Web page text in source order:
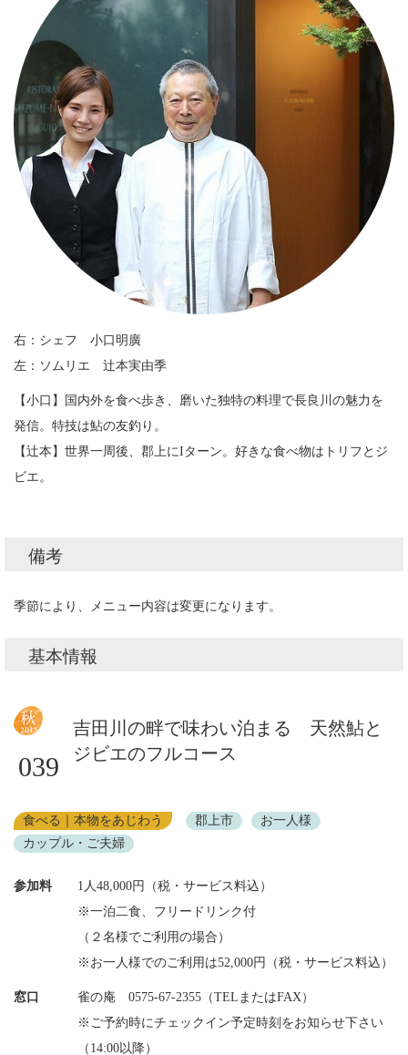
右：シェフ 小口明廣
左：ソムリエ 辻本実由季
【小口】国内外を食べ歩き、磨いた独特の料理で長良川の魅力を
発信。特技は鮎の友釣り。
【辻本】世界一周後、郡上にIターン。好きな食べ物はトリフとジ
ビエ。
備考
季節により、メニュー内容は変更になります。
基本情報
039
吉田川の畔で味わい泊まる 天然鮎と
ジビエのフルコース
食べる｜本物をあじわう 郡上市
お一人様
カップル・ご夫婦
参加料
1人48,000円（税・サービス料込）
※一泊二食、フリードリンク付
（２名様でご利用の場合）
※お一人様でのご利用は52,000円（税・サービス料込）
窓口
雀の庵 0575-67-2355（TELまたはFAX）
※ご予約時にチェックイン予定時刻をお知らせ下さい
（14:00以降）